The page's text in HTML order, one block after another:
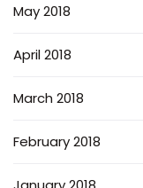
May 2018
April 2018
March 2018
February 2018